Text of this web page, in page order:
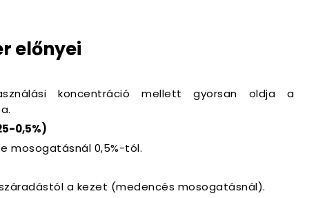
előnyei
koncentráció mellett gyorsan oldja a
0,5%)
mosogatásnál 0,5%-tól.
a kezet (medencés mosogatásnál).